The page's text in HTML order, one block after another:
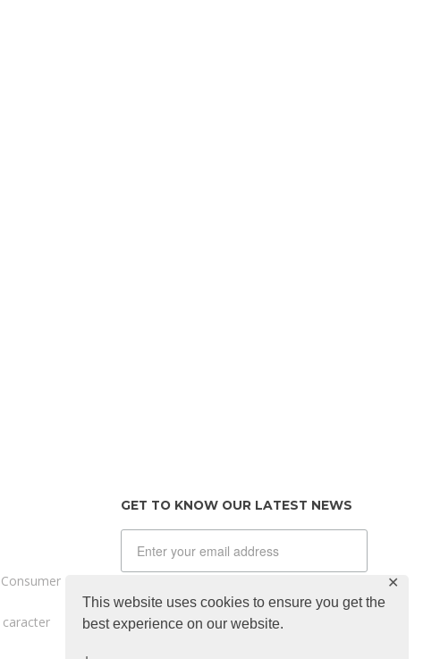
This website uses cookies to ensure you get the
best experience on our website.
✕
GET TO KNOW OUR LATEST NEWS